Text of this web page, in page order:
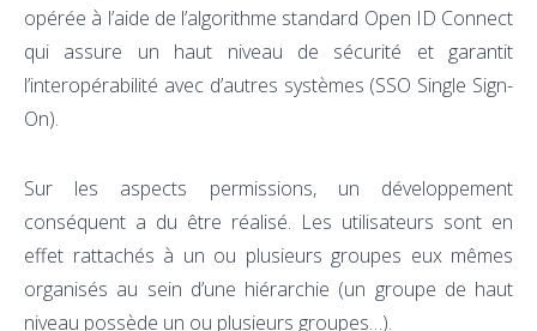
opérée à l’aide de l’algorithme standard Open ID Connect
qui assure un haut niveau de sécurité et garantit
l’interopérabilité avec d’autres systèmes (SSO Single Sign-
On).
Sur les aspects permissions, un développement
conséquent a du être réalisé. Les utilisateurs sont en
effet rattachés à un ou plusieurs groupes eux mêmes
organisés au sein d’une hiérarchie (un groupe de haut
niveau possède un ou plusieurs groupes…).